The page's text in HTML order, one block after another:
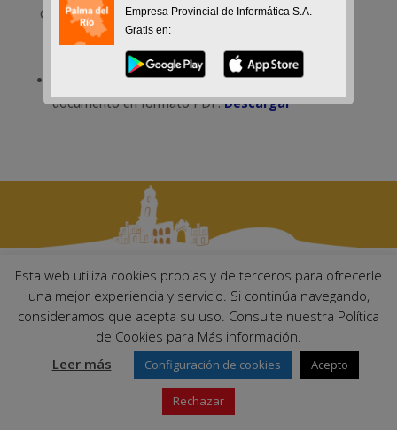
Oct 17, 2015
Se recoge un plano del Cementerio en el siguiente
documento en formato PDF:Descargar
Ayuntamiento de Palma del Río. Plaza Mayor de Andalucía, 1 C.P:
14700 – Palma del Río (Córdoba)
Email:ayuntamiento@palmadelrio.es
Teléfono: 957 71 02 44 | Fax: 957 64 47 39
Esta web utiliza cookies propias y de terceros para ofrecerle
una mejor experiencia y servicio. Si continúa navegando,
consideramos que acepta su uso. Consulte nuestra Política
de Cookies para Más información.
Leer más
Configuración de cookies Acepto
Rechazar
Empresa Provincial de Informática S.A.
Gratis en: